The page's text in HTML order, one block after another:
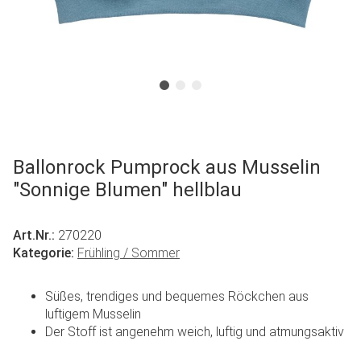
Ballonrock Pumprock aus Musselin
"Sonnige Blumen" hellblau
Art.Nr.: 270220
Kategorie: Frühling / Sommer
Süßes, trendiges und bequemes Röckchen aus
luftigem Musselin
Der Stoff ist angenehm weich, luftig und atmungsaktiv